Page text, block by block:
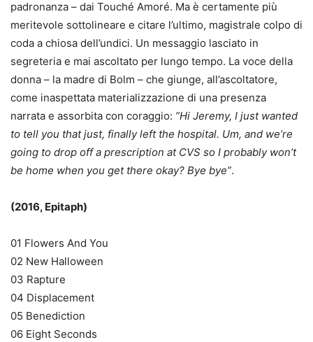
padronanza – dai Touché Amoré. Ma è certamente più
meritevole sottolineare e citare l’ultimo, magistrale colpo di
coda a chiosa dell’undici. Un messaggio lasciato in
segreteria e mai ascoltato per lungo tempo. La voce della
donna – la madre di Bolm – che giunge, all’ascoltatore,
come inaspettata materializzazione di una presenza
narrata e assorbita con coraggio: ”Hi Jeremy, I just wanted
to tell you that just, finally left the hospital. Um, and we’re
going to drop off a prescription at CVS so I probably won’t
be home when you get there okay? Bye bye”.
(2016, Epitaph)
01 Flowers And You
02 New Halloween
03 Rapture
04 Displacement
05 Benediction
06 Eight Seconds